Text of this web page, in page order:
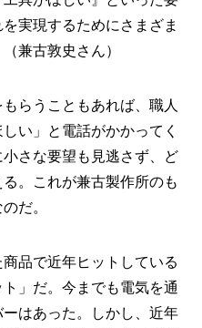
実現するためにさまざま
兼古敦史さん）
らうこともあれば、職人
い」と電話がかかってく
さな要望も見逃さず、ど
。これが兼古製作所のも
だ。
品で近年ヒットしている
」だ。今までも電気を通
はあった。しかし、近年